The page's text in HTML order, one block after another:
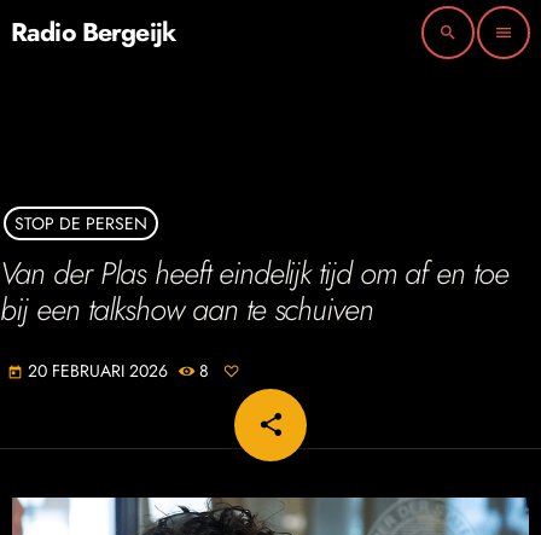
Radio Bergeijk search menu
STOP DE PERSEN
Van der Plas heeft eindelijk tijd om af en toe
bij een talkshow aan te schuiven
today 20 FEBRUARI 2026 8
share
email